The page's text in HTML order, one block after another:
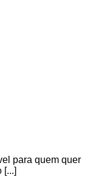
para quem quer
[...]